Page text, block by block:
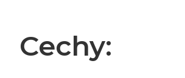
Cechy: